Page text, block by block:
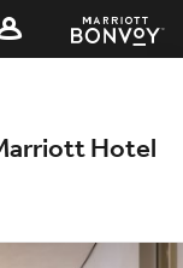
Hotel